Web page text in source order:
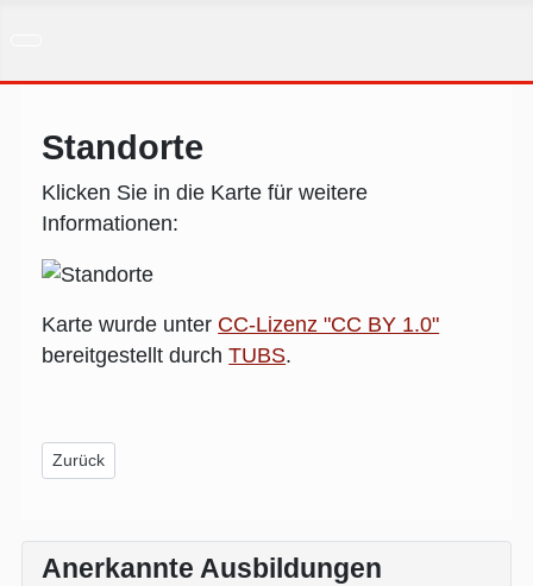
Standorte
Klicken Sie in die Karte für weitere
Informationen:
Karte wurde unter CC-Lizenz "CC BY 1.0"
bereitgestellt durchTUBS.
Vorheriger Beitrag: Steglitz
Zurück
Anerkannte Ausbildungen